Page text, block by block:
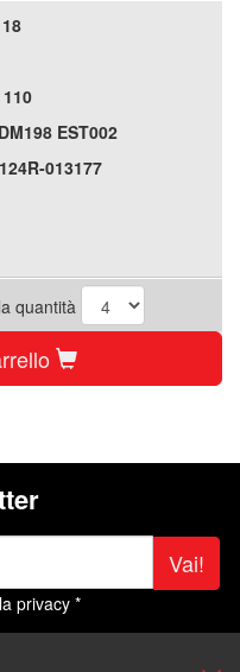
EST002
013177
quantità
Vai!
privacy *